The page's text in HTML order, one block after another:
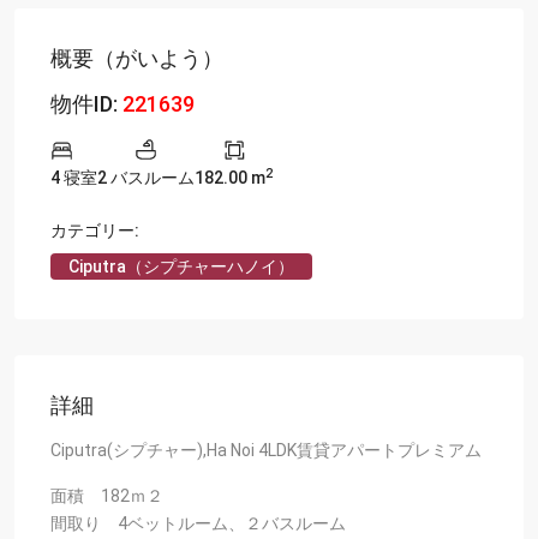
概要（がいよう）
物件ID: 221639
4 寝室2 バスルーム182.00 m2
カテゴリー:
Ciputra（シプチャーハノイ）
詳細
Ciputra(シプチャー),Ha Noi 4LDK賃貸アパートプレミアム
面積 182ｍ２
間取り 4ベットルーム、２バスルーム